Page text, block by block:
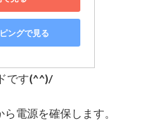
ングで見る
です(^^)/
電源を確保します。